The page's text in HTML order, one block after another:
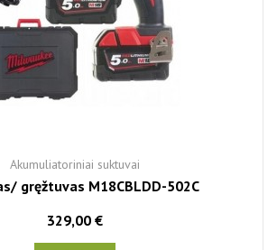
Akumuliatoriniai suktuvai
gręžtuvas M18CBLDD-502C
329,00 €